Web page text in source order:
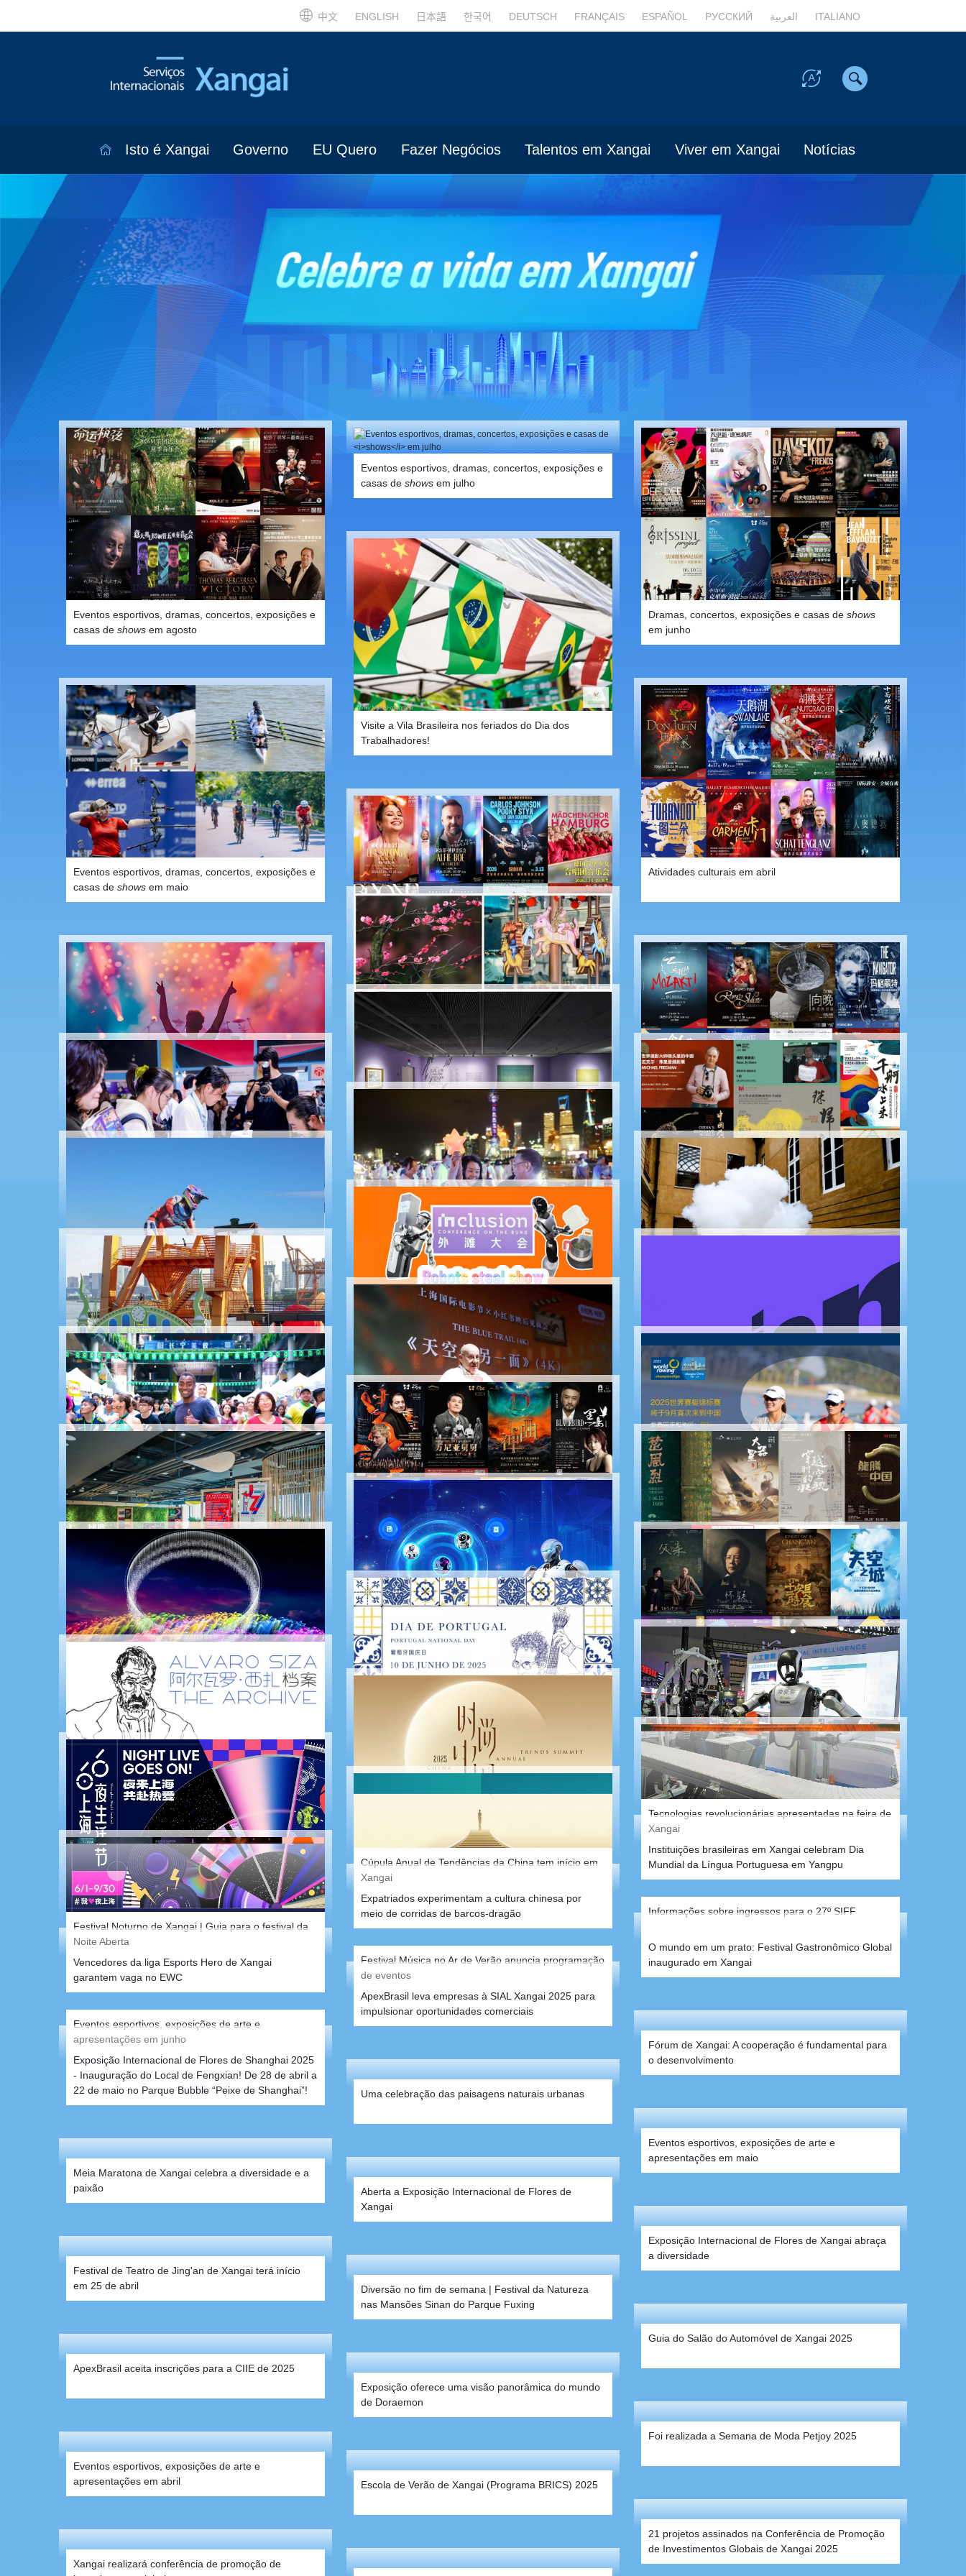
中文 ENGLISH 日本語 한국어 DEUTSCH FRANÇAIS ESPAÑOL РУССКИЙ العربية ITALIANO
Isto é Xangai Governo EU Quero Fazer Negócios Talentos em Xangai Viver em Xangai Notícias
Eventos esportivos, dramas, concertos, exposições e
casas de shows em agosto
Eventos esportivos, dramas, concertos, exposições e
casas de shows em julho
Dramas, concertos, exposições e casas de shows
em junho
Visite a Vila Brasileira nos feriados do Dia dos
Trabalhadores!
Eventos esportivos, dramas, concertos, exposições e
casas de shows em maio
Atividades culturais em abril
Celebrações festivas, apresentações e exposições
em março
Celebrações festivas, apresentações e exposições
Dramas, concertos e exposições de arte em janeiro
Eventos esportivos, exposições de arte e
apresentações em dezembro
Unstable Landscape: CACE inaugura exposição em
A 12ª Feira Internacional do Livro Infantil de Xangai
lança plataforma de estreia
Eventos esportivos, exposições de arte e
Festival destaca vitalidade e atrações noturnas da
MXGP da China em Xangai termina após três dias de
competição acirrada
Cidade recebe festival internacional de arte
Vozes globais se reúnem em Xangai na Abertura da
Conferência de Inclusão
Pop-upsque você não pode perder em setembro Conferência de Inclusão 2025 será aberta em Xangai
Mostra de Cinema China-Brasil impulsiona
intercâmbio e cooperação humanística
Dia do Brasil será celebrado em Xangai em setembro
Campeonato Mundial de Remo 2025 destaca
inovação e integração cultural e turística
Eventos esportivos, exposições de arte e
apresentações em setembro
Festival de Jazz de Xangai acontecerá em outubro
Eventos esportivos, exposições de arte e
apresentações em agosto
Conferência Mundial de Inteligência Artificial 2025
será inaugurada em Xangai
Primeira Competição de Fogos de Artifício de Seis
Países no Delta do Yangtze (Qidong) está prestes a
começar
Eventos esportivos, exposições de arte e
apresentações em julho
Xangai celebra Dia de Portugal, ressaltando
Tecnologias revolucionárias apresentadas na feira de
Xangai
Maior exposição arquitetônica de Álvaro Siza na Ásia
está em Xangai
Cúpula Anual de Tendências da China tem início em
Xangai
Informações sobre ingressos para o 27º SIFF
Festival Noturno de Xangai | Guia para o festival da
Noite Aberta
Festival Música no Ar de Verão anuncia programação
de eventos
Instituições brasileiras em Xangai celebram Dia
Mundial da Língua Portuguesa em Yangpu
Eventos esportivos, exposições de arte e
apresentações em junho
Expatriados experimentam a cultura chinesa por
meio de corridas de barcos-dragão
O mundo em um prato: Festival Gastronômico Global
inaugurado em Xangai
garantem vaga no EWC
ApexBrasil leva empresas à SIAL Xangai 2025 para
impulsionar oportunidades comerciais
Fórum de Xangai: A cooperação é fundamental para
- Inauguração do Local de Fengxian! De 28 de abril a
22 de maio no Parque Bubble “Peixe de Shanghai”!
Uma celebração das paisagens naturais urbanas
Eventos esportivos, exposições de arte e
apresentações em maio
Meia Maratona de Xangai celebra a diversidade e a
paixão
Aberta a Exposição Internacional de Flores de
Xangai
Exposição Internacional de Flores de Xangai abraça
a diversidade
Festival de Teatro de Jing'an de Xangai terá início
em 25 de abril
Diversão no fim de semana | Festival da Natureza
nas Mansões Sinan do Parque Fuxing
Guia do Salão do Automóvel de Xangai 2025
ApexBrasil aceita inscrições para a CIIE de 2025
Exposição oferece uma visão panorâmica do mundo
de Doraemon
Foi realizada a Semana de Moda Petjoy 2025
21 projetos assinados na Conferência de Promoção
de Investimentos Globais de Xangai 2025
Xangai realizará conferência de promoção de